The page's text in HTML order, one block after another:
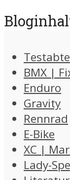
BMX |
Enduro
Gravity
Rennrad
E-Bike
XC |
Lady-